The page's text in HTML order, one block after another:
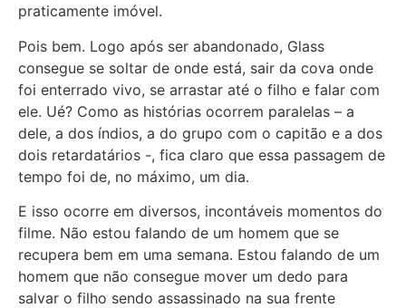
praticamente imóvel.
Pois bem. Logo após ser abandonado, Glass
consegue se soltar de onde está, sair da cova onde
foi enterrado vivo, se arrastar até o filho e falar com
ele. Ué? Como as histórias ocorrem paralelas – a
dele, a dos índios, a do grupo com o capitão e a dos
dois retardatários -, fica claro que essa passagem de
tempo foi de, no máximo, um dia.
E isso ocorre em diversos, incontáveis momentos do
filme. Não estou falando de um homem que se
recupera bem em uma semana. Estou falando de um
homem que não consegue mover um dedo para
salvar o filho sendo assassinado na sua frente